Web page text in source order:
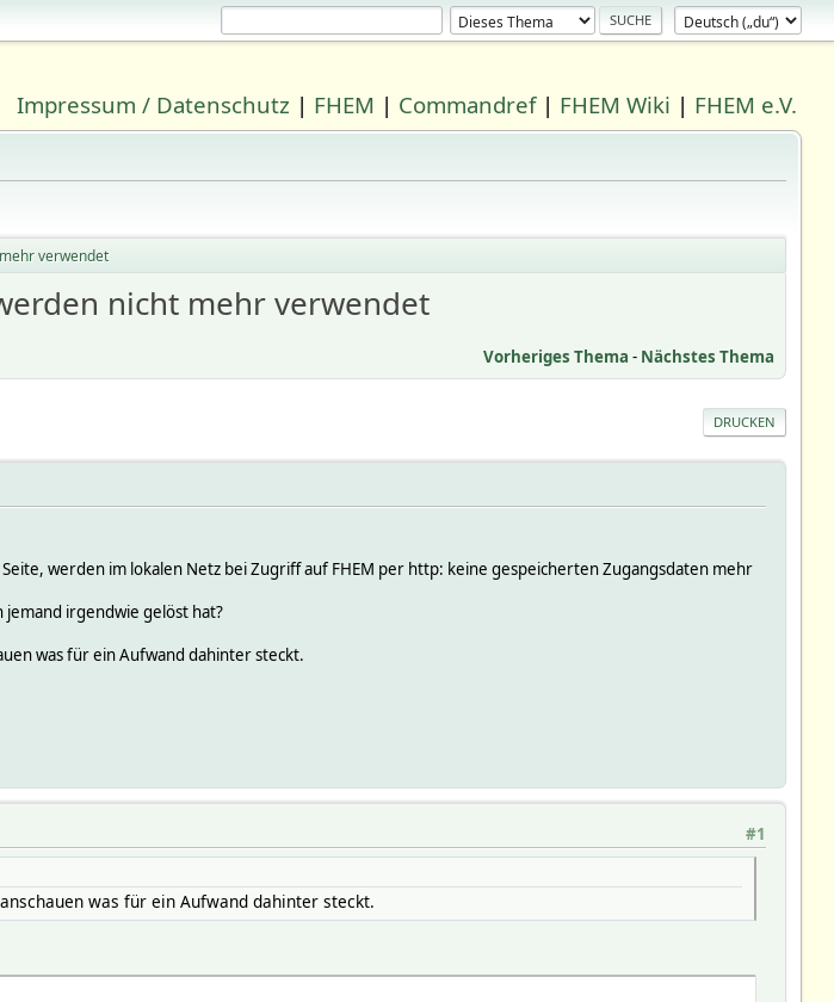
Impressum / Datenschutz | FHEM | Commandref| FHEM Wiki | FHEM e.V.
verwendet
nicht mehr verwendet
Vorheriges Thema - Nächstes Thema
DRUCKEN
werden im lokalen Netz bei Zugriff auf FHEM per http: keine gespeicherten Zugangsdaten mehr
jemand irgendwie gelöst hat?
was für ein Aufwand dahinter steckt.
#1
was für ein Aufwand dahinter steckt.